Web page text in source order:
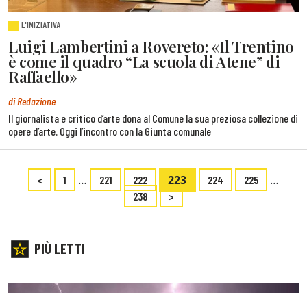
L'INIZIATIVA
Luigi Lambertini a Rovereto: «Il Trentino
è come il quadro “La scuola di Atene” di
Raffaello»
di Redazione
Il giornalista e critico d’arte dona al Comune la sua preziosa collezione di
opere d’arte. Oggi l’incontro con la Giunta comunale
< 1 … 221 222 223 224 225 …
238 >
PIÙ LETTI